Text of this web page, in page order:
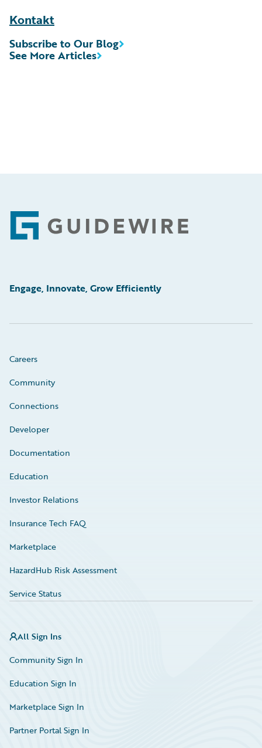
Kontakt
See More Articles
Subscribe to Our Blog
Footer
Engage, Innovate, Grow Efficiently
Careers
Community
Connections
Developer
Documentation
Education
Investor Relations
Insurance Tech FAQ
Marketplace
HazardHub Risk Assessment
Service Status
All Sign Ins
Community Sign In
Education Sign In
Marketplace Sign In
Partner Portal Sign In